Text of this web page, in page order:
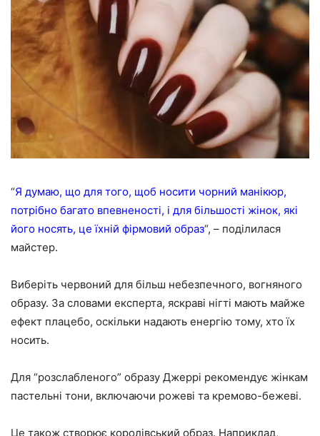
“Я думаю, що для того, щоб носити чорний манікюр,
потрібно багато впевненості, і для більшості жінок, які
його носять, це їхній фірмовий образ“, – поділилася
майстер.
Виберіть червоний для більш небезпечного, вогняного
образу. За словами експерта, яскраві нігті мають майже
ефект плацебо, оскільки надають енергію тому, хто їх
носить.
Для “розслабленого” образу Джеррі рекомендує жінкам
пастельні тони, включаючи рожеві та кремово-бежеві.
Це також створює королівський образ. Наприклад,